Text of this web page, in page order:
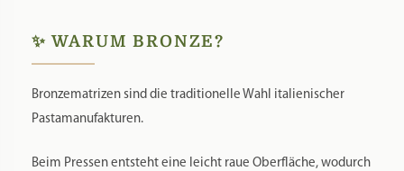
✨ WARUM BRONZE?
Bronzematrizen sind die traditionelle Wahl italienischer
Pastamanufakturen.
Beim Pressen entsteht eine leicht raue Oberfläche, wodurch